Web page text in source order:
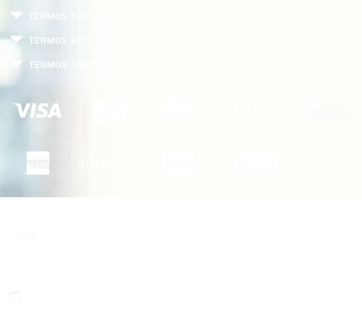
TERMOS DE PRIVACIDADES
TERMOS DE COOKIES
TERMOS GERAIS